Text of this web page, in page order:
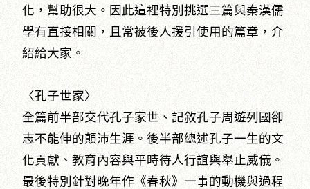
化，幫助很大。因此這裡特別挑選三篇與秦漢儒
學有直接相關，且常被後人援引使用的篇章，介
紹給大家。
〈孔子世家〉
全篇前半部交代孔子家世、記敘孔子周遊列國卻
志不能伸的顛沛生涯。後半部總述孔子一生的文
化貢獻、教育內容與平時待人行誼與舉止威儀。
最後特別針對晚年作《春秋》一事的動機與過程